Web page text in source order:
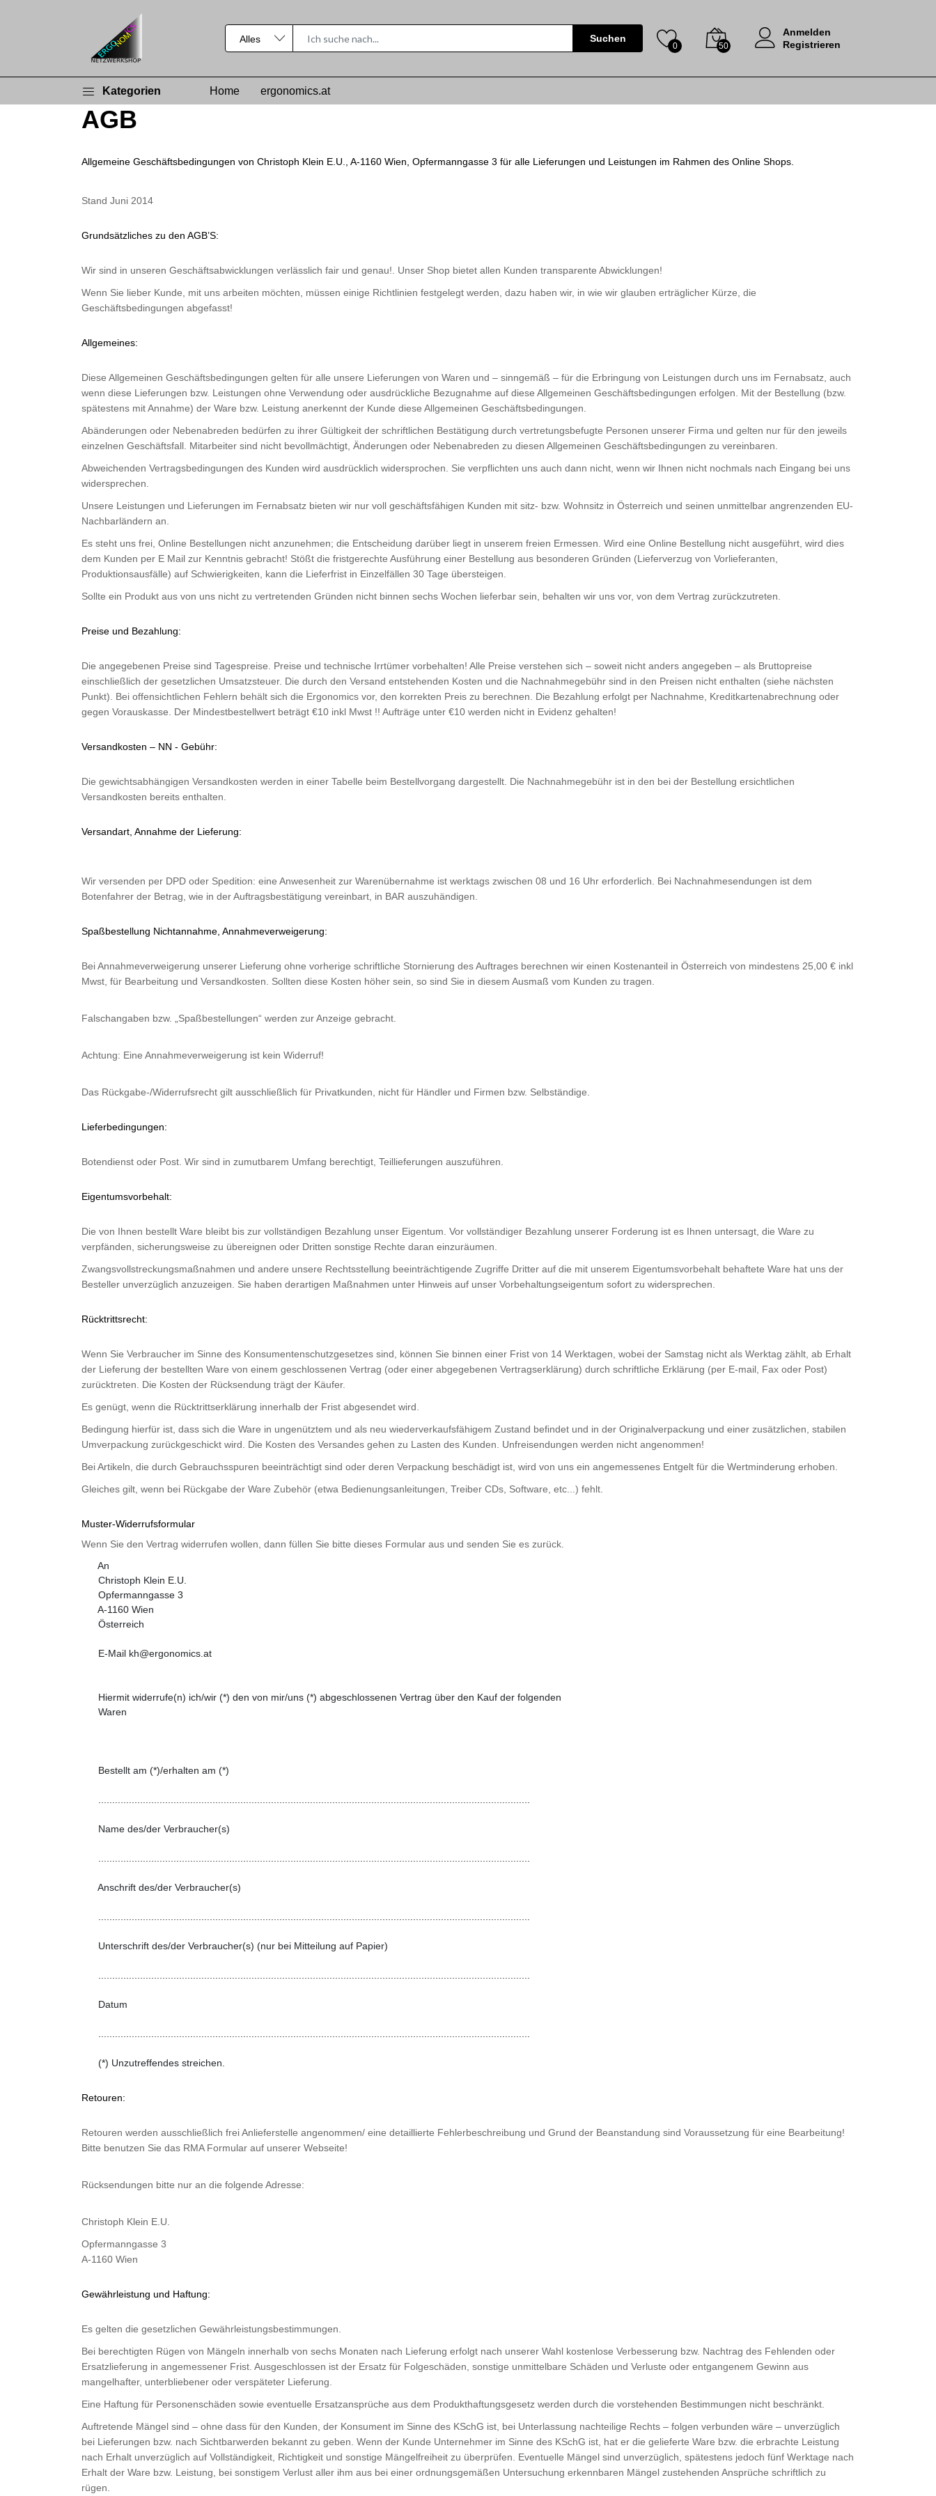
Suchen
0 50
Anmelden
Registrieren
Kategorien Home ergonomics.at
AGB
Allgemeine Geschäftsbedingungen von Christoph Klein E.U., A-1160 Wien, Opfermanngasse 3 für alle Lieferungen und Leistungen im Rahmen des Online Shops.
Stand Juni 2014
Grundsätzliches zu den AGB’S:
Wir sind in unseren Geschäftsabwicklungen verlässlich fair und genau!. Unser Shop bietet allen Kunden transparente Abwicklungen!
Wenn Sie lieber Kunde, mit uns arbeiten möchten, müssen einige Richtlinien festgelegt werden, dazu haben wir, in wie wir glauben erträglicher Kürze, die
Geschäftsbedingungen abgefasst!
Allgemeines:
Diese Allgemeinen Geschäftsbedingungen gelten für alle unsere Lieferungen von Waren und – sinngemäß – für die Erbringung von Leistungen durch uns im Fernabsatz, auch
wenn diese Lieferungen bzw. Leistungen ohne Verwendung oder ausdrückliche Bezugnahme auf diese Allgemeinen Geschäftsbedingungen erfolgen. Mit der Bestellung (bzw.
spätestens mit Annahme) der Ware bzw. Leistung anerkennt der Kunde diese Allgemeinen Geschäftsbedingungen.
Abänderungen oder Nebenabreden bedürfen zu ihrer Gültigkeit der schriftlichen Bestätigung durch vertretungsbefugte Personen unserer Firma und gelten nur für den jeweils
einzelnen Geschäftsfall. Mitarbeiter sind nicht bevollmächtigt, Änderungen oder Nebenabreden zu diesen Allgemeinen Geschäftsbedingungen zu vereinbaren.
Abweichenden Vertragsbedingungen des Kunden wird ausdrücklich widersprochen. Sie verpflichten uns auch dann nicht, wenn wir Ihnen nicht nochmals nach Eingang bei uns
widersprechen.
Unsere Leistungen und Lieferungen im Fernabsatz bieten wir nur voll geschäftsfähigen Kunden mit sitz- bzw. Wohnsitz in Österreich und seinen unmittelbar angrenzenden EU-
Nachbarländern an.
Es steht uns frei, Online Bestellungen nicht anzunehmen; die Entscheidung darüber liegt in unserem freien Ermessen. Wird eine Online Bestellung nicht ausgeführt, wird dies
dem Kunden per E Mail zur Kenntnis gebracht! Stößt die fristgerechte Ausführung einer Bestellung aus besonderen Gründen (Lieferverzug von Vorlieferanten,
Produktionsausfälle) auf Schwierigkeiten, kann die Lieferfrist in Einzelfällen 30 Tage übersteigen.
Sollte ein Produkt aus von uns nicht zu vertretenden Gründen nicht binnen sechs Wochen lieferbar sein, behalten wir uns vor, von dem Vertrag zurückzutreten.
Preise und Bezahlung:
Die angegebenen Preise sind Tagespreise. Preise und technische Irrtümer vorbehalten! Alle Preise verstehen sich – soweit nicht anders angegeben – als Bruttopreise
einschließlich der gesetzlichen Umsatzsteuer. Die durch den Versand entstehenden Kosten und die Nachnahmegebühr sind in den Preisen nicht enthalten (siehe nächsten
Punkt). Bei offensichtlichen Fehlern behält sich die Ergonomics vor, den korrekten Preis zu berechnen. Die Bezahlung erfolgt per Nachnahme, Kreditkartenabrechnung oder
gegen Vorauskasse. Der Mindestbestellwert beträgt €10 inkl Mwst !! Aufträge unter €10 werden nicht in Evidenz gehalten!
Versandkosten – NN - Gebühr:
Die gewichtsabhängigen Versandkosten werden in einer Tabelle beim Bestellvorgang dargestellt. Die Nachnahmegebühr ist in den bei der Bestellung ersichtlichen
Versandkosten bereits enthalten.
Versandart, Annahme der Lieferung:
Wir versenden per DPD oder Spedition: eine Anwesenheit zur Warenübernahme ist werktags zwischen 08 und 16 Uhr erforderlich. Bei Nachnahmesendungen ist dem
Botenfahrer der Betrag, wie in der Auftragsbestätigung vereinbart, in BAR auszuhändigen.
Spaßbestellung Nichtannahme, Annahmeverweigerung:
Bei Annahmeverweigerung unserer Lieferung ohne vorherige schriftliche Stornierung des Auftrages berechnen wir einen Kostenanteil in Österreich von mindestens 25,00 € inkl
Mwst, für Bearbeitung und Versandkosten. Sollten diese Kosten höher sein, so sind Sie in diesem Ausmaß vom Kunden zu tragen.
Falschangaben bzw. „Spaßbestellungen“ werden zur Anzeige gebracht.
Achtung: Eine Annahmeverweigerung ist kein Widerruf!
Das Rückgabe-/Widerrufsrecht gilt ausschließlich für Privatkunden, nicht für Händler und Firmen bzw. Selbständige.
Lieferbedingungen:
Botendienst oder Post. Wir sind in zumutbarem Umfang berechtigt, Teillieferungen auszuführen.
Eigentumsvorbehalt:
Die von Ihnen bestellt Ware bleibt bis zur vollständigen Bezahlung unser Eigentum. Vor vollständiger Bezahlung unserer Forderung ist es Ihnen untersagt, die Ware zu
verpfänden, sicherungsweise zu übereignen oder Dritten sonstige Rechte daran einzuräumen.
Zwangsvollstreckungsmaßnahmen und andere unsere Rechtsstellung beeinträchtigende Zugriffe Dritter auf die mit unserem Eigentumsvorbehalt behaftete Ware hat uns der
Besteller unverzüglich anzuzeigen. Sie haben derartigen Maßnahmen unter Hinweis auf unser Vorbehaltungseigentum sofort zu widersprechen.
Rücktrittsrecht:
Wenn Sie Verbraucher im Sinne des Konsumentenschutzgesetzes sind, können Sie binnen einer Frist von 14 Werktagen, wobei der Samstag nicht als Werktag zählt, ab Erhalt
der Lieferung der bestellten Ware von einem geschlossenen Vertrag (oder einer abgegebenen Vertragserklärung) durch schriftliche Erklärung (per E-mail, Fax oder Post)
zurücktreten. Die Kosten der Rücksendung trägt der Käufer.
Es genügt, wenn die Rücktrittserklärung innerhalb der Frist abgesendet wird.
Bedingung hierfür ist, dass sich die Ware in ungenütztem und als neu wiederverkaufsfähigem Zustand befindet und in der Originalverpackung und einer zusätzlichen, stabilen
Umverpackung zurückgeschickt wird. Die Kosten des Versandes gehen zu Lasten des Kunden. Unfreisendungen werden nicht angenommen!
Bei Artikeln, die durch Gebrauchsspuren beeinträchtigt sind oder deren Verpackung beschädigt ist, wird von uns ein angemessenes Entgelt für die Wertminderung erhoben.
Gleiches gilt, wenn bei Rückgabe der Ware Zubehör (etwa Bedienungsanleitungen, Treiber CDs, Software, etc...) fehlt.
Muster-Widerrufsformular
Wenn Sie den Vertrag widerrufen wollen, dann füllen Sie bitte dieses Formular aus und senden Sie es zurück.
      An
      Christoph Klein E.U.
      Opfermanngasse 3
      A-1160 Wien
      Österreich
      E-Mail kh@ergonomics.at
      Hiermit widerrufe(n) ich/wir (*) den von mir/uns (*) abgeschlossenen Vertrag über den Kauf der folgenden
      Waren
      Bestellt am (*)/erhalten am (*)
      Name des/der Verbraucher(s)
      Anschrift des/der Verbraucher(s)
      Unterschrift des/der Verbraucher(s) (nur bei Mitteilung auf Papier)
      Datum
      (*) Unzutreffendes streichen.
Retouren:
Retouren werden ausschließlich frei Anlieferstelle angenommen/ eine detaillierte Fehlerbeschreibung und Grund der Beanstandung sind Voraussetzung für eine Bearbeitung!
Bitte benutzen Sie das RMA Formular auf unserer Webseite!
Rücksendungen bitte nur an die folgende Adresse:
Christoph Klein E.U.
Opfermanngasse 3
A-1160 Wien
Gewährleistung und Haftung:
Es gelten die gesetzlichen Gewährleistungsbestimmungen.
Bei berechtigten Rügen von Mängeln innerhalb von sechs Monaten nach Lieferung erfolgt nach unserer Wahl kostenlose Verbesserung bzw. Nachtrag des Fehlenden oder
Ersatzlieferung in angemessener Frist. Ausgeschlossen ist der Ersatz für Folgeschäden, sonstige unmittelbare Schäden und Verluste oder entgangenem Gewinn aus
mangelhafter, unterbliebener oder verspäteter Lieferung.
Eine Haftung für Personenschäden sowie eventuelle Ersatzansprüche aus dem Produkthaftungsgesetz werden durch die vorstehenden Bestimmungen nicht beschränkt.
Auftretende Mängel sind – ohne dass für den Kunden, der Konsument im Sinne des KSchG ist, bei Unterlassung nachteilige Rechts – folgen verbunden wäre – unverzüglich
bei Lieferungen bzw. nach Sichtbarwerden bekannt zu geben. Wenn der Kunde Unternehmer im Sinne des KSchG ist, hat er die gelieferte Ware bzw. die erbrachte Leistung
nach Erhalt unverzüglich auf Vollständigkeit, Richtigkeit und sonstige Mängelfreiheit zu überprüfen. Eventuelle Mängel sind unverzüglich, spätestens jedoch fünf Werktage nach
Erhalt der Ware bzw. Leistung, bei sonstigem Verlust aller ihm aus bei einer ordnungsgemäßen Untersuchung erkennbaren Mängel zustehenden Ansprüche schriftlich zu
rügen.